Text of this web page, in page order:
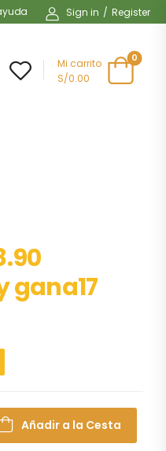
Sign in / Register
Mi carrito
S/0.00
0
gana17
Añadir a la Cesta